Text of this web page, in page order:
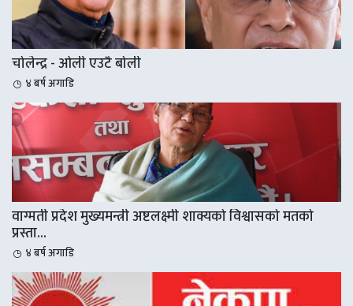
चोलेन्द्र - ओली एउटै बोली
४ बर्ष अगाडि
वाग्मती प्रदेश मुख्यमन्त्री अष्टलक्ष्मी शाक्यको विश्वासको मतको
प्रस्ता...
४ बर्ष अगाडि